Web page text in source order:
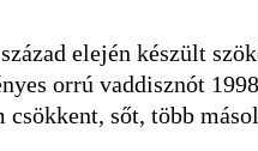
elején készült
orrú vaddisznót
sőt, több